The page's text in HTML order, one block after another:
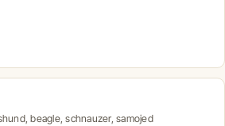
beagle, schnauzer, samojed